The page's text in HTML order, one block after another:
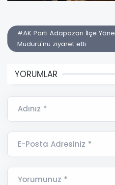
#AK Parti Adapazarı İlçe
Müdürü'nü ziyaret etti
YORUMLAR
Adınız *
E-Posta Adresiniz *
Yorumunuz *